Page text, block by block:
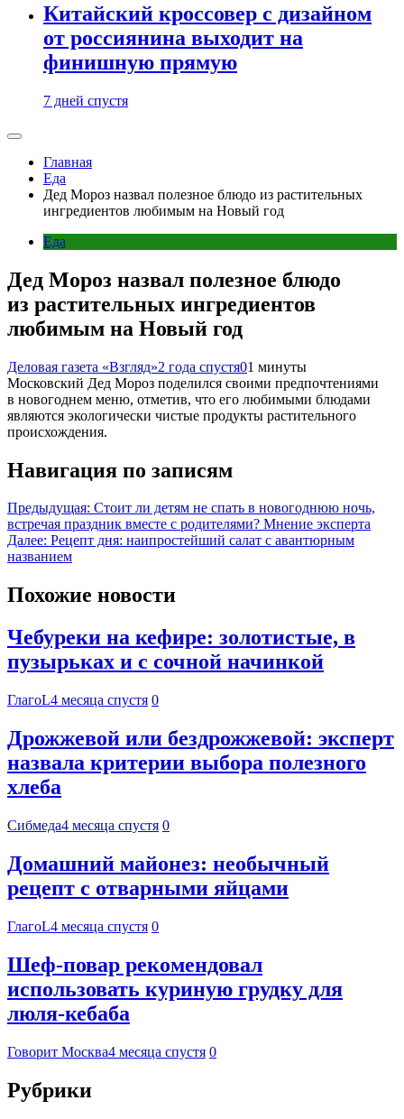
Китайский кроссовер с дизайном
от россиянина выходит на
финишную прямую
7 дней спустя
Главная
Еда
Дед Мороз назвал полезное блюдо из растительных
ингредиентов любимым на Новый год
Еда
Дед Мороз назвал полезное блюдо
из растительных ингредиентов
любимым на Новый год
Деловая газета «Взгляд»2 года спустя01 минуты
Московский Дед Мороз поделился своими предпочтениями
в новогоднем меню, отметив, что его любимыми блюдами
являются экологически чистые продукты растительного
происхождения.
Навигация по записям
Предыдущая: Стоит ли детям не спать в новогоднюю ночь,
встречая праздник вместе с родителями? Мнение эксперта
Далее: Рецепт дня: наипростейший салат с авантюрным
названием
Похожие новости
Чебуреки на кефире: золотистые, в
пузырьках и с сочной начинкой
ГлагоL4 месяца спустя 0
Дрожжевой или бездрожжевой: эксперт
назвала критерии выбора полезного
хлеба
Сибмеда4 месяца спустя 0
Домашний майонез: необычный
рецепт с отварными яйцами
ГлагоL4 месяца спустя 0
Шеф-повар рекомендовал
использовать куриную грудку для
люля-кебаба
Говорит Москва4 месяца спустя 0
Рубрики